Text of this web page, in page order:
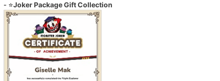
- ⭐Joker Package Gift Collection